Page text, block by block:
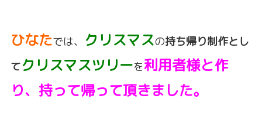
ひなたでは、 クリスマスの持ち帰り制作とし
てクリスマスツリーを利用者様と作
り、持って帰って頂きました。